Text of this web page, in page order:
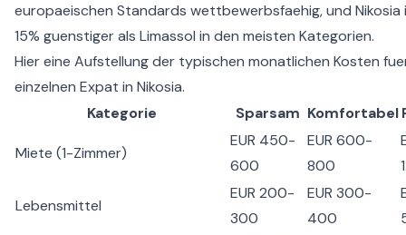
europaeischen Standards wettbewerbsfaehig, und Nikosia
15% guenstiger als Limassol in den meisten Kategorien.
Hier eine Aufstellung der typischen monatlichen Kosten
einzelnen Expat in Nikosia.
Kategorie
Sparsam Komfortabel
Miete (1-Zimmer)
EUR 450-
600
EUR 600-
800
Lebensmittel
EUR 200-
300
EUR 300-
400